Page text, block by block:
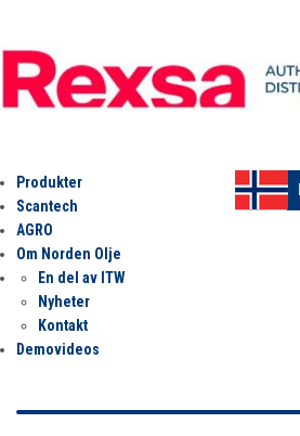
Produkter
Scantech
AGRO
Om Norden Olje
En del av ITW
Nyheter
Kontakt
Demovideos